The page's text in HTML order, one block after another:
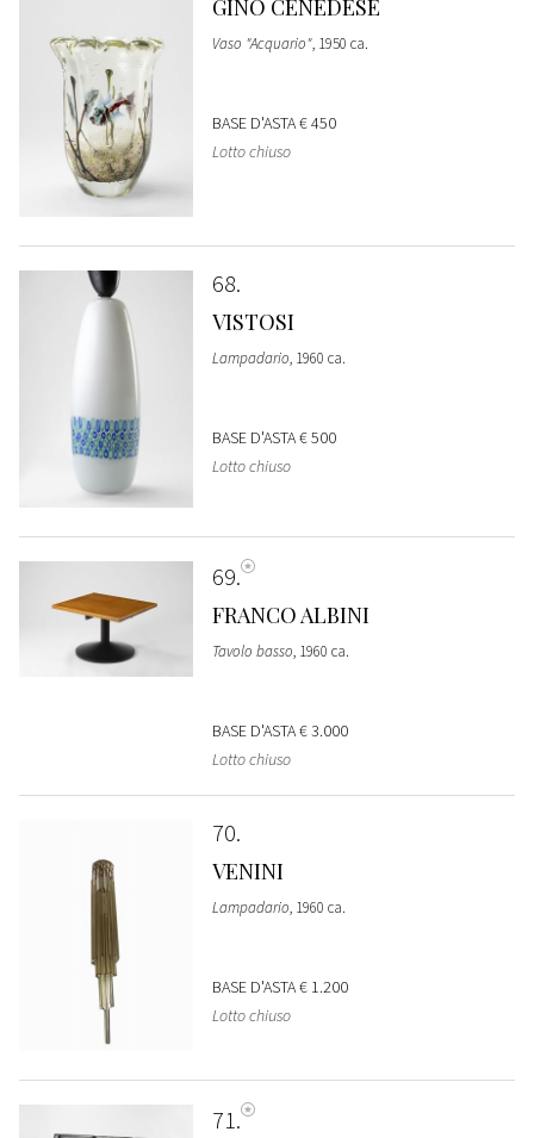
GINO CENEDESE
Vaso "Acquario", 1950 ca.
BASE D'ASTA€ 450
Lotto chiuso
68
VISTOSI
Lampadario, 1960 ca.
BASE D'ASTA€ 500
Lotto chiuso
69
FRANCO ALBINI
Tavolo basso, 1960 ca.
BASE D'ASTA€ 3.000
Lotto chiuso
70
VENINI
Lampadario, 1960 ca.
BASE D'ASTA€ 1.200
Lotto chiuso
71